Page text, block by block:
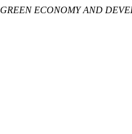
GREEN ECONOMY AND